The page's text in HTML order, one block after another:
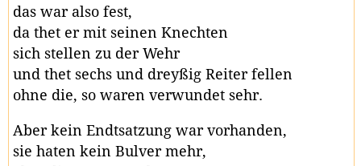
das war also fest,
da thet er mit seinen Knechten
sich stellen zu der Wehr
und thet sechs und dreyßig Reiter fellen
ohne die, so waren verwundet sehr.
Aber kein Endtsatzung war vorhanden,
sie haten kein Bulver mehr,